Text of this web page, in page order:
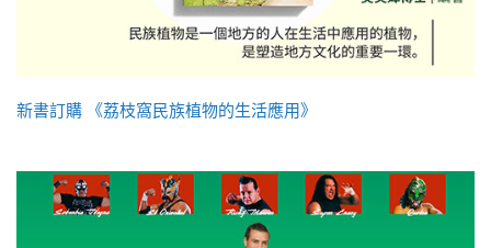
新書訂購 《荔枝窩民族植物的生活應用》